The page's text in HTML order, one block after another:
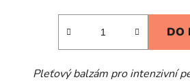
DO
Pleťový balzám pro intenzivní